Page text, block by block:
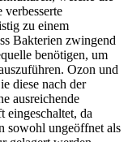
zu einem
Bakterien zwingend
benötigen, um
Ozon und
diese nach der
ausreichende
eingeschaltet, da
sowohl ungeöffnet als